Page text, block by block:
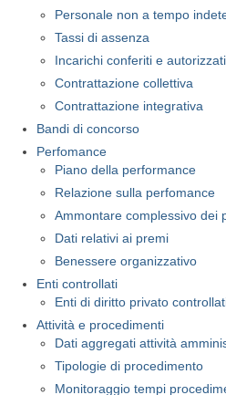
Personale non a tempo
Tassi di assenza
Incarichi conferiti e
Contrattazione collettiva
Contrattazione integrativa
Bandi di concorso
Perfomance
Piano della performance
Relazione sulla perfomance
Ammontare complessivo dei
Dati relativi ai premi
Benessere organizzativo
Enti controllati
Enti di diritto privato
Attività e procedimenti
Dati aggregati attività
Tipologie di procedimento
Monitoraggio tempi